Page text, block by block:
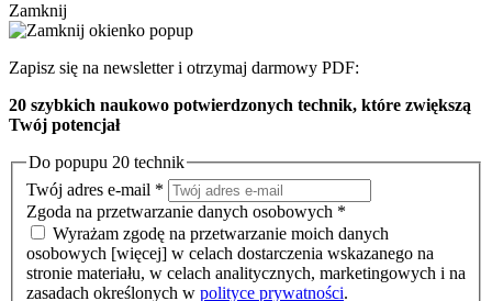
Zamknij
Zapisz się na newsletter i otrzymaj darmowy PDF:
20 szybkich naukowo potwierdzonych technik, które zwiększą
Twój potencjał
Do popupu 20 technik
Twój adres e-mail *
Zgoda na przetwarzanie danych osobowych *
Wyrażam zgodę na przetwarzanie moich danych
osobowych [więcej] w celach dostarczenia wskazanego na
stronie materiału, w celach analitycznych, marketingowych i na
zasadach określonych w polityce prywatności.